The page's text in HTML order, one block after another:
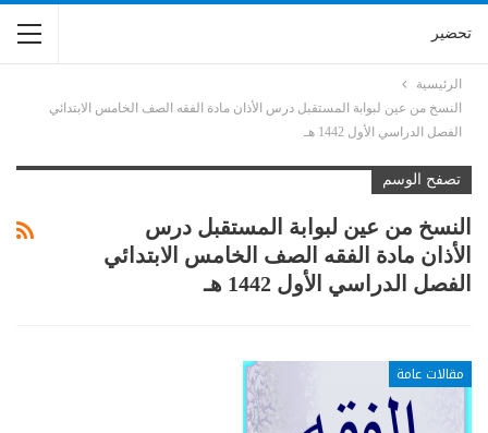
تحضير
الرئيسية
النسخ من عين لبوابة المستقبل درس الأذان مادة الفقه الصف الخامس الابتدائي
الفصل الدراسي الأول 1442 هـ
تصفح الوسم
النسخ من عين لبوابة المستقبل درس
الأذان مادة الفقه الصف الخامس الابتدائي
الفصل الدراسي الأول 1442 هـ
مقالات عامة